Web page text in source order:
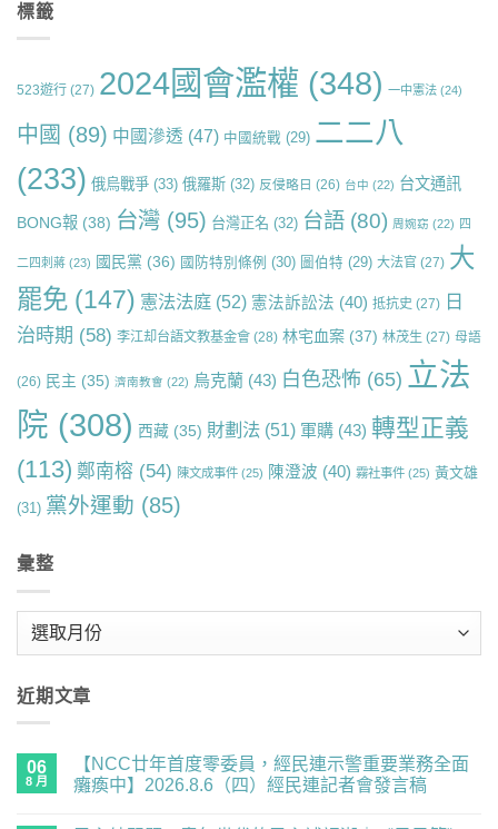
標籤
523遊行 (27) 2024國會濫權 (348) 一中憲法 (24)
中國 (89) 中國滲透 (47) 中國統戰 (29) 二二八
(233) 俄烏戰爭 (33) 俄羅斯 (32) 反侵略日 (26) 台中 (22) 台文通訊
BONG報 (38) 台灣 (95) 台灣正名 (32) 台語 (80) 周婉窈 (22) 四
二四刺蔣 (23) 國民黨 (36) 國防特別條例 (30) 圖伯特 (29) 大法官 (27) 大
罷免 (147) 憲法法庭 (52) 憲法訴訟法 (40) 抵抗史 (27) 日
治時期 (58) 李江却台語文教基金會 (28) 林宅血案 (37) 林茂生 (27) 母語
(26) 民主 (35) 濟南教會 (22) 烏克蘭 (43) 白色恐怖 (65) 立法
院 (308) 西藏 (35) 財劃法 (51) 軍購 (43) 轉型正義
(113) 鄭南榕 (54) 陳文成事件 (25) 陳澄波 (40) 霧社事件 (25) 黃文雄
(31) 黨外運動 (85)
彙整
近期文章
06
8 月
【NCC廿年首度零委員，經民連示警重要業務全面
癱瘓中】2026.8.6（四）經民連記者會發言稿